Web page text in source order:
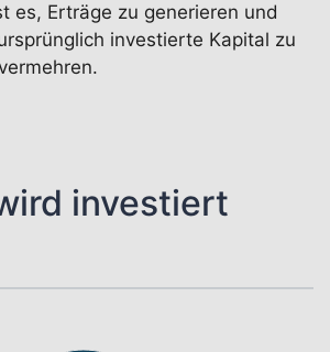
es, Erträge zu generieren und
investierte Kapital zu
investiert